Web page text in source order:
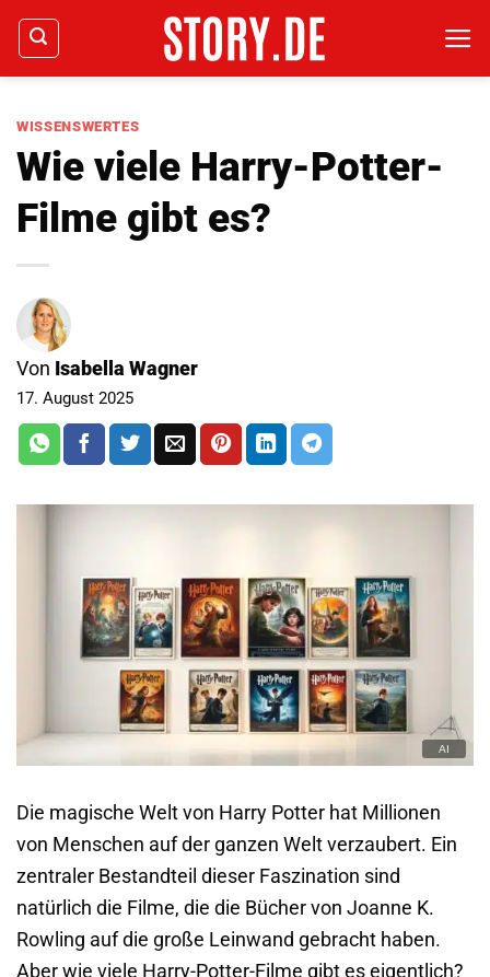
Zum
Inhalt
springen
WISSENSWERTES
Wie viele Harry-Potter-
Filme gibt es?
Von Isabella Wagner
17. August 2025
Die magische Welt von Harry Potter hat Millionen
von Menschen auf der ganzen Welt verzaubert. Ein
zentraler Bestandteil dieser Faszination sind
natürlich die Filme, die die Bücher von Joanne K.
Rowling auf die große Leinwand gebracht haben.
Aber wie viele Harry-Potter-Filme gibt es eigentlich?